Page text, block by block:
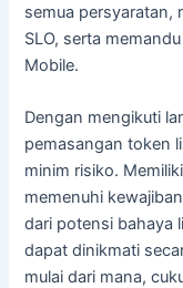
semua persyaratan,
SLO, serta
Mobile.
Dengan mengikuti
pemasangan token
minim risiko.
memenuhi
dari potensi bahaya
dapat dinikmati
mulai dari mana,